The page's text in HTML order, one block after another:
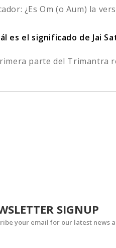
¿Es Om (o Aum) la
es el significado de Jai
parte del Trimantra
SIGNUP
your email for our latest news